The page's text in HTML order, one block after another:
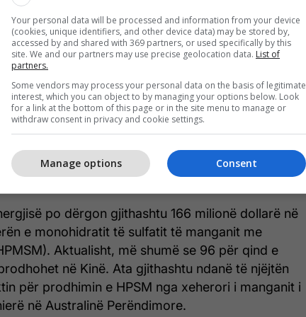
e komponentëve dhe baterive, si dhe për
miliardë dollarët e planifikuar do të gjenerojnë
dollarë investime në projekte dhe do të
vende pune në industri dhe ndërtim, thuhet në
Honeywell duhet të marrë 126.6 milionë dollarë
të elektrolitit për bateritë e litiumit. Nga
janë ndarë 100 milionë dollarë për tretësit e
që përdoren në bateritë litium-jon.
po dërgon gjithashtu 166 milionë dollarë në
e monohidratit të sulfatit të manganit me
Aktualisht, më shumë se 96 për qind e
në Kinë. Ata gjithashtu ndanë të njëjtën
për prodhimin e HPSM nga xeherori i manganit i
në Australinë Perëndimore.
Your personal data will be processed and information from your device
(cookies, unique identifiers, and other device data) may be stored by,
accessed by and shared with 369 partners, or used specifically by this
site. We and our partners may use precise geolocation data. List of
partners.
Some vendors may process your personal data on the basis of legitimate
interest, which you can object to by managing your options below. Look
for a link at the bottom of this page or in the site menu to manage or
withdraw consent in privacy and cookie settings.
Consent
Manage options